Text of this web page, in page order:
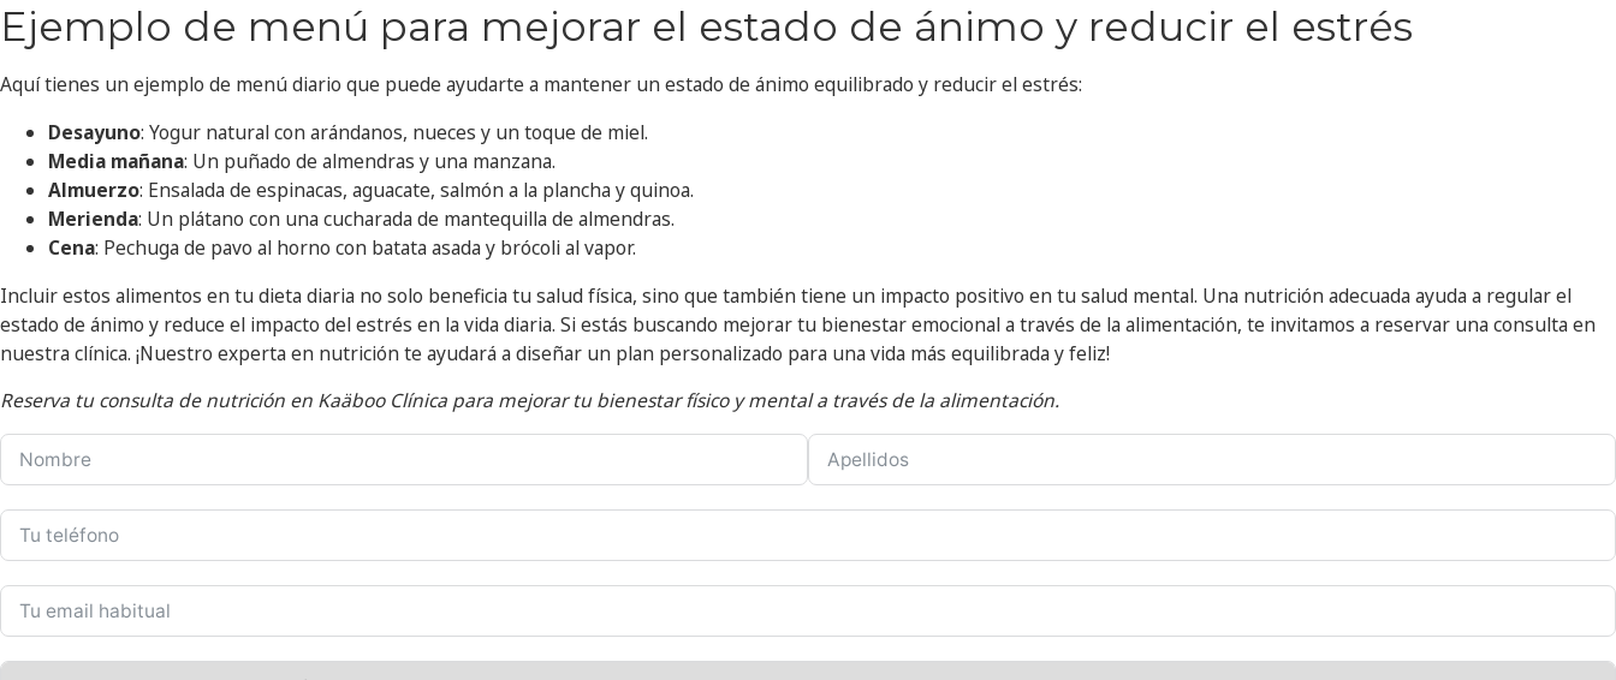
Ejemplo de menú para mejorar el estado de ánimo y reducir el estrés
Aquí tienes un ejemplo de menú diario que puede ayudarte a mantener un estado de ánimo equilibrado y reducir el estrés:
Desayuno: Yogur natural con arándanos, nueces y un toque de miel.
Media mañana: Un puñado de almendras y una manzana.
Almuerzo: Ensalada de espinacas, aguacate, salmón a la plancha y quinoa.
Merienda: Un plátano con una cucharada de mantequilla de almendras.
Cena: Pechuga de pavo al horno con batata asada y brócoli al vapor.
Incluir estos alimentos en tu dieta diaria no solo beneficia tu salud física, sino que también tiene un impacto positivo en tu salud mental. Una nutrición adecuada ayuda a regular el
estado de ánimo y reduce el impacto del estrés en la vida diaria. Si estás buscando mejorar tu bienestar emocional a través de la alimentación, te invitamos a reservar una consulta en
nuestra clínica. ¡Nuestro experta en nutrición te ayudará a diseñar un plan personalizado para una vida más equilibrada y feliz!
Reserva tu consulta de nutrición en Kaäboo Clínica para mejorar tu bienestar físico y mental a través de la alimentación.